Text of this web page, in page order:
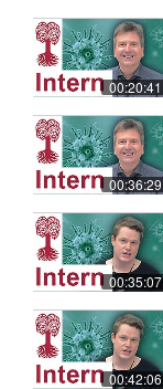
00:20:41
00:36:29
00:35:07
00:42:06